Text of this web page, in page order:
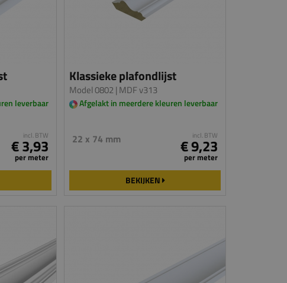
leverbaar
incl. BTW
€ 3,93
per meter
Klassieke plafondlijst
Model 0802| MDF v313
Afgelakt in meerdere kleuren leverbaar
22 x 74 mm incl. BTW
€ 9,23
per meter
BEKIJKEN